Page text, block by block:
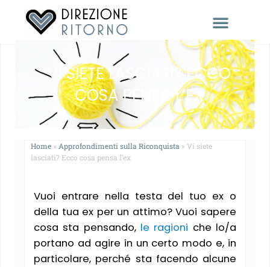
VI SIETE LASCIATI? ECCO
COSA PENSA L’EX
Home » Approfondimenti sulla Riconquista » Vi siete
lasciati? Ecco cosa pensa l’ex
Vuoi entrare nella testa del tuo ex o
della tua ex per un attimo? Vuoi sapere
cosa sta pensando, le ragioni che lo/a
portano ad agire in un certo modo e, in
particolare, perché sta facendo alcune